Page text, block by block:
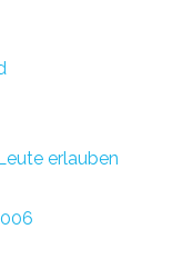
erlauben